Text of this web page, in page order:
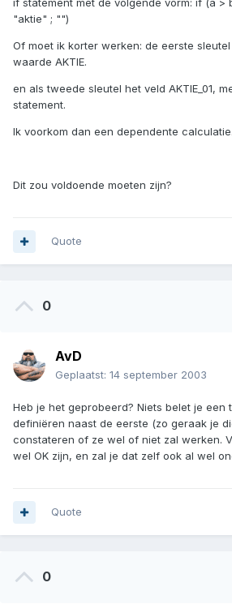
if statement met de volgende vorm: if (a >
"aktie" ; "")
Of moet ik korter werken: de eerste sleutel
waarde AKTIE.
en als tweede sleutel het veld AKTIE_01,
statement.
Ik voorkom dan een dependente calculatie.
Dit zou voldoende moeten zijn?
Quote
0
AvD
Geplaatst: 14 september 2003
Heb je het geprobeerd? Niets belet je een
definiëren naast de eerste (zo geraak je
constateren of ze wel of niet zal werken.
wel OK zijn, en zal je dat zelf ook al wel
Quote
0